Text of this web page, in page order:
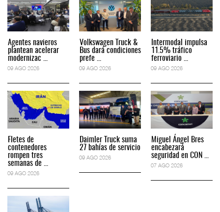
Agentes navieros
plantean acelerar
modernizac ...
09 AGO 2026
Fletes de
contenedores
rompen tres
semanas de ...
09 AGO 2026
Volkswagen Truck &
Bus dará condiciones
prefe ...
09 AGO 2026
Daimler Truck suma
27 bahías de servicio
09 AGO 2026
Intermodal impulsa
11.5% tráfico
ferroviario ...
09 AGO 2026
Miguel Ángel Bres
encabezará
seguridad en CON ...
07 AGO 2026